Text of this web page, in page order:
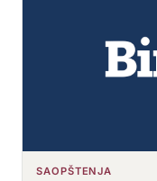
SAOPŠTENJA